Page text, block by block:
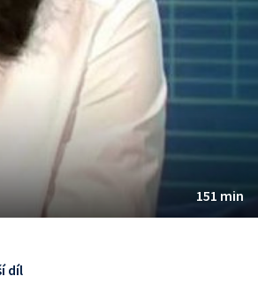
151 min
díl